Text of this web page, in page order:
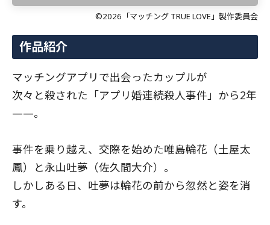
©2026「マッチング TRUE LOVE」製作委員会
作品紹介
マッチングアプリで出会ったカップルが
次々と殺された「アプリ婚連続殺人事件」から2年
——。
事件を乗り越え、交際を始めた唯島輪花（土屋太
鳳）と永山吐夢（佐久間大介）。
しかしある日、吐夢は輪花の前から忽然と姿を消
す。